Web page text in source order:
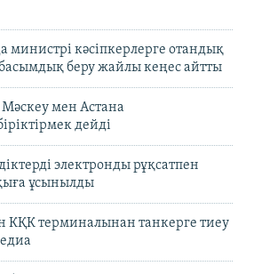
министрі кәсіпкерлерге отандық
беру жайлы кеңес айтты
мен Астана
дейді
электронды рұқсатпен
ұсынылды
КҚК терминалынан танкерге тиеу